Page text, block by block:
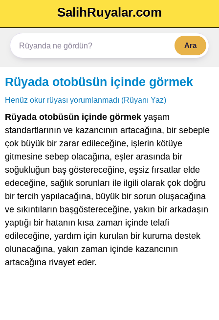
SalihRuyalar.com
Ara
Rüyada otobüsün içinde görmek
Henüz okur rüyası yorumlanmadı (Rüyanı Yaz)
Rüyada otobüsün içinde görmek yaşam
standartlarının ve kazancının artacağına, bir sebeple
çok büyük bir zarar edileceğine, işlerin kötüye
gitmesine sebep olacağına, eşler arasında bir
soğukluğun baş göstereceğine, eşsiz fırsatlar elde
edeceğine, sağlık sorunları ile ilgili olarak çok doğru
bir tercih yapılacağına, büyük bir sorun oluşacağına
ve sıkıntıların başgöstereceğine, yakın bir arkadaşın
yaptığı bir hatanın kısa zaman içinde telafi
edileceğine, yardım için kurulan bir kuruma destek
olunacağına, yakın zaman içinde kazancının
artacağına rivayet eder.